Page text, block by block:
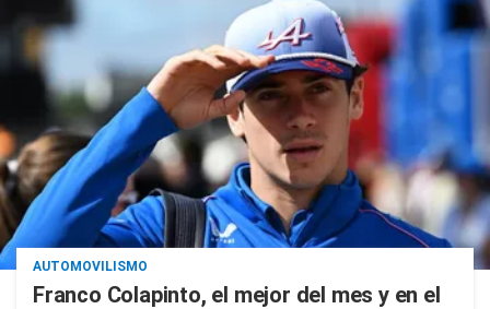
AUTOMOVILISMO
Franco Colapinto, el mejor del mes y en el